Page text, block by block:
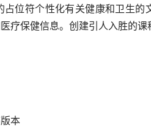
位符个性化有关健康和卫生
疗保健信息。创建引人入胜的课
本